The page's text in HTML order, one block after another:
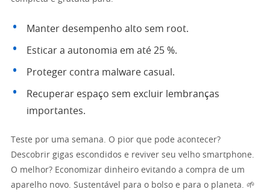
Manter desempenho alto sem root.
Esticar a autonomia em até 25 %.
Proteger contra malware casual.
Recuperar espaço sem excluir lembranças
importantes.
Teste por uma semana. O pior que pode acontecer?
Descobrir gigas escondidos e reviver seu velho smartphone.
O melhor? Economizar dinheiro evitando a compra de um
aparelho novo. Sustentável para o bolso e para o planeta. 🌱